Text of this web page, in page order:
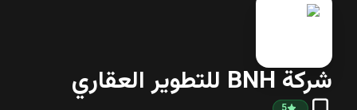
شركة BNH للتطوير العقاري